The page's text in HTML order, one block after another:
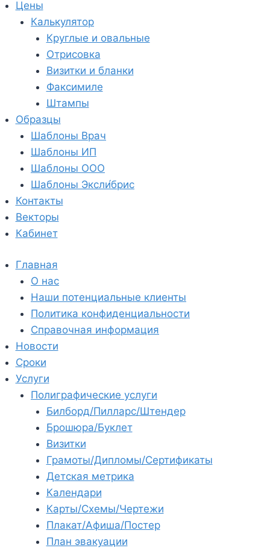
Цены
Калькулятор
Круглые и овальные
Отрисовка
Визитки и бланки
Факсимиле
Штампы
Образцы
Шаблоны Врач
Шаблоны ИП
Шаблоны ООО
Шаблоны Эксли́брис
Контакты
Векторы
Кабинет
Главная
О нас
Наши потенциальные клиенты
Политика конфиденциальности
Справочная информация
Новости
Сроки
Услуги
Полиграфические услуги
Билборд/Пилларс/Штендер
Брошюра/Буклет
Визитки
Грамоты/Дипломы/Сертификаты
Детская метрика
Календари
Карты/Схемы/Чертежи
Плакат/Афиша/Постер
План эвакуации